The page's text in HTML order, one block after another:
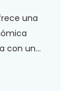
una
con un...